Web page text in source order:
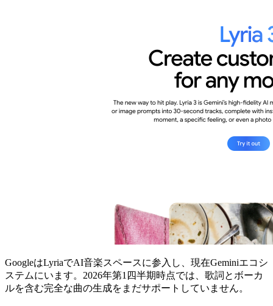
GoogleはLyriaでAI音楽スペースに参入し、現在Geminiエコシ
ステムにいます。2026年第1四半期時点では、歌詞とボーカ
ルを含む完全な曲の生成をまだサポートしていません。